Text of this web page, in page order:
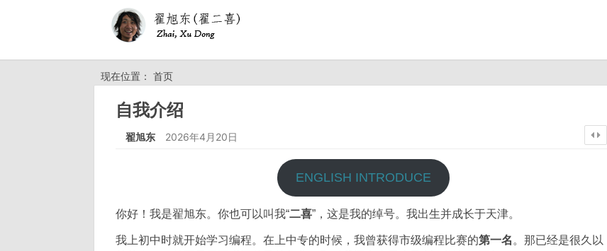
现在位置： 首页
自我介绍
翟旭东 2026年4月20日
ENGLISH INTRODUCE
你好！我是翟旭东。你也可以叫我“二喜”，这是我的绰号。我出生并成长于天津。
我上初中时就开始学习编程。在上中专的时候，我曾获得市级编程比赛的第一名 。那已经是很久以